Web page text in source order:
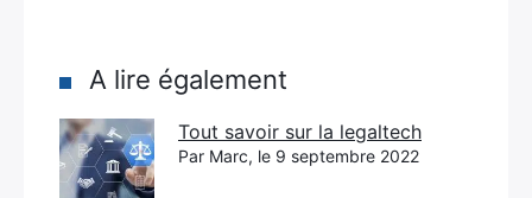
A lire également
Tout savoir sur la legaltech
Par Marc, le 9 septembre 2022